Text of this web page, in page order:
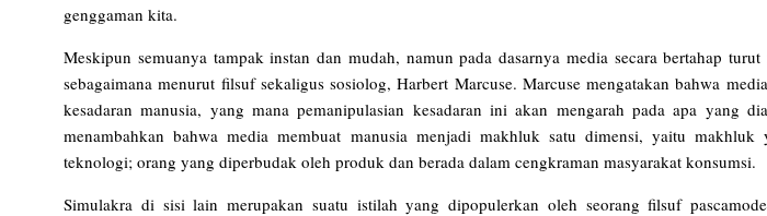
genggaman kita.
Meskipun semuanya tampak instan dan mudah, namun pada dasarnya media secara bertahap
sebagaimana menurut filsuf sekaligus sosiolog, Harbert Marcuse. Marcuse mengatakan bahwa
kesadaran manusia, yang mana pemanipulasian kesadaran ini akan mengarah pada apa yang
menambahkan bahwa media membuat manusia menjadi makhluk satu dimensi, yaitu
teknologi; orang yang diperbudak oleh produk dan berada dalam cengkraman masyarakat konsumsi.
Simulakra di sisi lain merupakan suatu istilah yang dipopulerkan oleh seorang filsuf